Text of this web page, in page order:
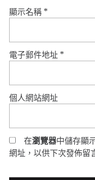
顯示名稱 *
電子郵件地址 *
個人網站網址
在瀏覽器中儲存顯
網址，以供下次發佈留